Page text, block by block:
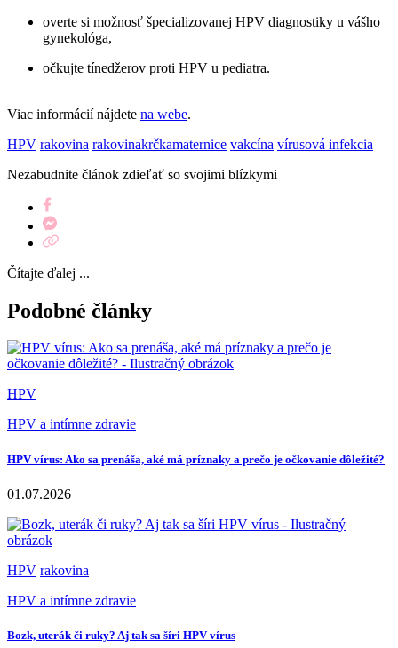
overte si možnosť špecializovanej HPV diagnostiky u vášho
gynekológa,
očkujte tínedžerov proti HPV u pediatra.
Viac informácií nájdete na webe.
HPV rakovina rakovinakrčkamaternice vakcína vírusová infekcia
Nezabudnite článok zdieľať so svojimi blízkymi
Čítajte ďalej ...
Podobné články
HPV
HPV a intímne zdravie
HPV vírus: Ako sa prenáša, aké má príznaky a prečo je očkovanie dôležité?
01.07.2026
HPV rakovina
HPV a intímne zdravie
Bozk, uterák či ruky? Aj tak sa šíri HPV vírus